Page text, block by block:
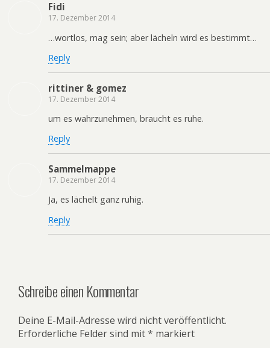
Fidi
17. Dezember 2014
…wortlos, mag sein; aber lächeln wird es bestimmt…
Reply
rittiner & gomez
17. Dezember 2014
um es wahrzunehmen, braucht es ruhe.
Reply
Sammelmappe
17. Dezember 2014
Ja, es lächelt ganz ruhig.
Reply
Schreibe einen Kommentar
Deine E-Mail-Adresse wird nicht veröffentlicht.
Erforderliche Felder sind mit* markiert